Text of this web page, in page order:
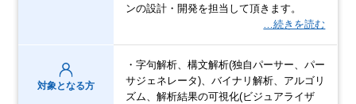
ンの設計・開発を担当して頂きます。
…続きを読む
対象となる方
・字句解析、構文解析(独自パーサー、パー
サジェネレータ)、バイナリ解析、アルゴリ
ズム、解析結果の可視化(ビジュアライザ